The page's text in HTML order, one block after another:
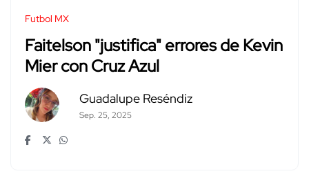
Futbol MX
Faitelson "justifica" errores de Kevin
Mier con Cruz Azul
Guadalupe Reséndiz
Sep. 25, 2025